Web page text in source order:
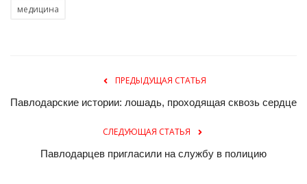
медицина
ПРЕДЫДУЩАЯ СТАТЬЯ
Павлодарские истории: лошадь, проходящая сквозь сердце
СЛЕДУЮЩАЯ СТАТЬЯ
Павлодарцев пригласили на службу в полицию